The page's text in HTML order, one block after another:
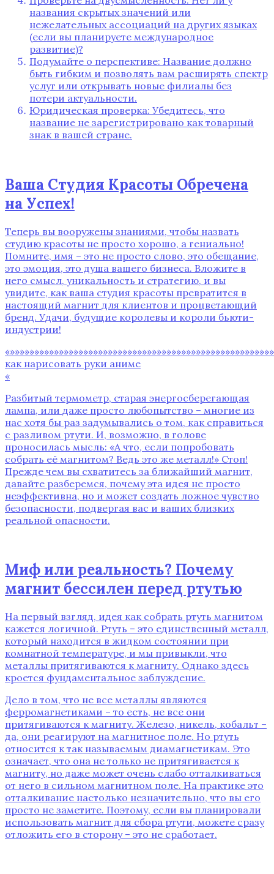
названия скрытых значений или
нежелательных ассоциаций на других языках
(если вы планируете международное
развитие)?
Подумайте о перспективе: Название должно
быть гибким и позволять вам расширять спектр
услуг или открывать новые филиалы без
потери актуальности.
Юридическая проверка: Убедитесь, что
название не зарегистрировано как товарный
знак в вашей стране.
Ваша Студия Красоты Обречена
на Успех!
Теперь вы вооружены знаниями, чтобы назвать
студию красоты не просто хорошо, а гениально!
Помните, имя – это не просто слово, это обещание,
это эмоция, это душа вашего бизнеса. Вложите в
него смысл, уникальность и стратегию, и вы
увидите, как ваша студия красоты превратится в
настоящий магнит для клиентов и процветающий
бренд. Удачи, будущие королевы и короли бьюти-
индустрии!
как нарисовать руки аниме
«
Разбитый термометр, старая энергосберегающая
лампа, или даже просто любопытство – многие из
нас хотя бы раз задумывались о том, как справиться
с разливом ртути. И, возможно, в голове
проносилась мысль: «А что, если попробовать
собрать её магнитом? Ведь это же металл!» Стоп!
Прежде чем вы схватитесь за ближайший магнит,
давайте разберемся, почему эта идея не просто
неэффективна, но и может создать ложное чувство
безопасности, подвергая вас и ваших близких
реальной опасности.
Миф или реальность? Почему
магнит бессилен перед ртутью
На первый взгляд, идея как собрать ртуть магнитом
кажется логичной. Ртуть – это единственный металл,
который находится в жидком состоянии при
комнатной температуре, и мы привыкли, что
металлы притягиваются к магниту. Однако здесь
кроется фундаментальное заблуждение.
Дело в том, что не все металлы являются
ферромагнетиками – то есть, не все они
притягиваются к магниту. Железо, никель, кобальт –
да, они реагируют на магнитное поле. Но ртуть
относится к так называемым диамагнетикам. Это
означает, что она не только не притягивается к
магниту, но даже может очень слабо отталкиваться
от него в сильном магнитном поле. На практике это
отталкивание настолько незначительно, что вы его
просто не заметите. Поэтому, если вы планировали
использовать магнит для сбора ртути, можете сразу
отложить его в сторону – это не сработает.